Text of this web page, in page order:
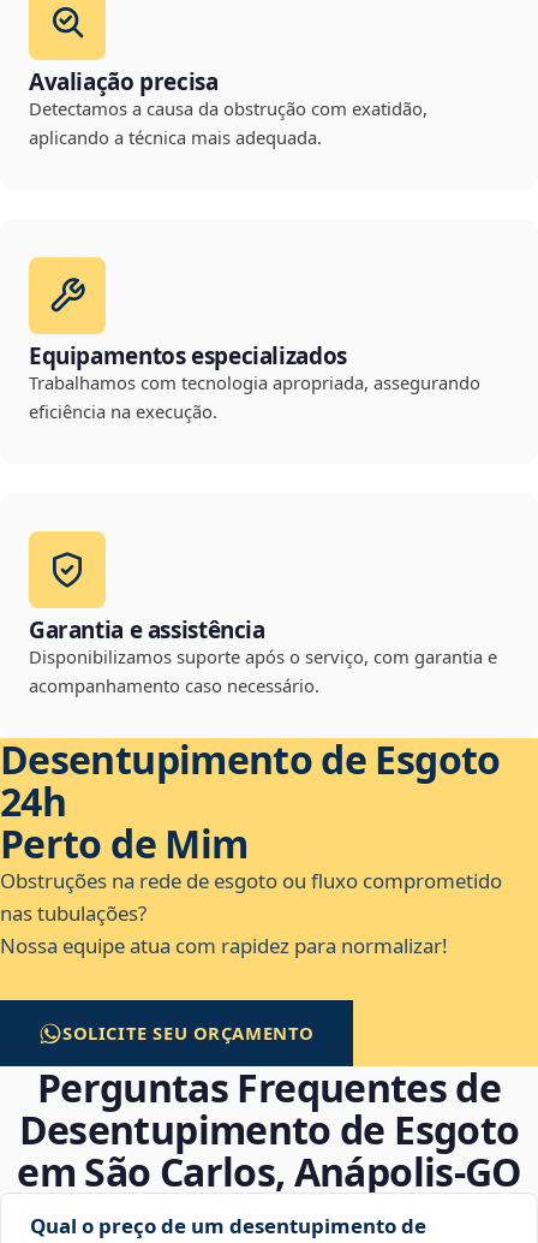
Avaliação precisa
Detectamos a causa da obstrução com exatidão,
aplicando a técnica mais adequada.
Equipamentos especializados
Trabalhamos com tecnologia apropriada, assegurando
eficiência na execução.
Garantia e assistência
Disponibilizamos suporte após o serviço, com garantia e
acompanhamento caso necessário.
Desentupimento de Esgoto
24h
Perto de Mim
Obstruções na rede de esgoto ou fluxo comprometido
nas tubulações?
Nossa equipe atua com rapidez para normalizar!
SOLICITE SEU ORÇAMENTO
Perguntas Frequentes de
Desentupimento de Esgoto
em São Carlos, Anápolis‑GO
Qual o preço de um desentupimento de